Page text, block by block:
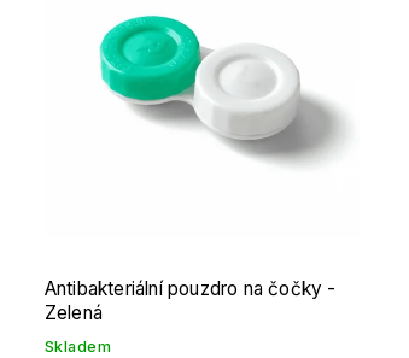
Antibakteriální pouzdro na čočky -
Zelená
Skladem